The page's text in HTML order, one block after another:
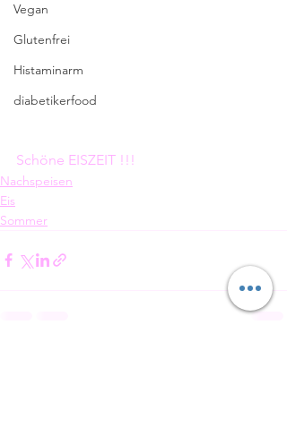
Vegan
Glutenfrei
Histaminarm
diabetikerfood
Schöne EISZEIT !!!
Nachspeisen
Eis
Sommer